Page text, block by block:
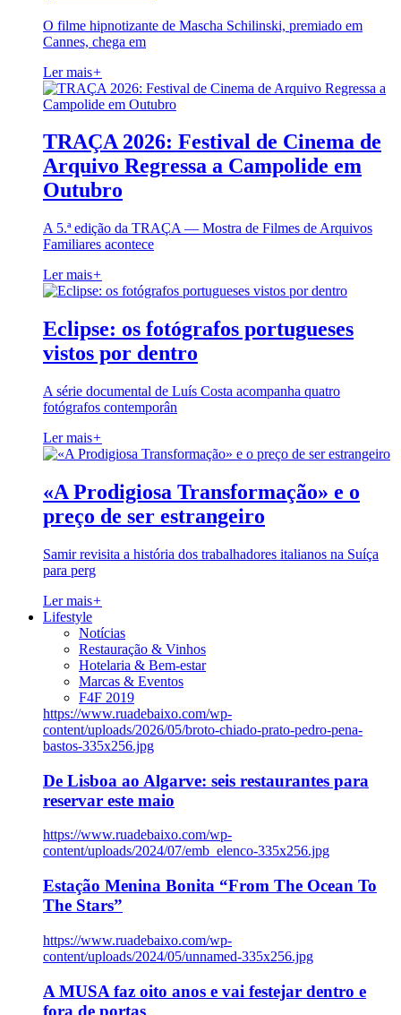
O filme hipnotizante de Mascha Schilinski, premiado em
Cannes, chega em
Ler mais+
TRAÇA 2026: Festival de Cinema de
Arquivo Regressa a Campolide em
Outubro
A 5.ª edição da TRAÇA — Mostra de Filmes de Arquivos
Familiares acontece
Ler mais+
Eclipse: os fotógrafos portugueses
vistos por dentro
A série documental de Luís Costa acompanha quatro
fotógrafos contemporân
Ler mais+
«A Prodigiosa Transformação» e o
preço de ser estrangeiro
Samir revisita a história dos trabalhadores italianos na Suíça
para perg
Ler mais+
Lifestyle
Notícias
Restauração & Vinhos
Hotelaria & Bem-estar
Marcas & Eventos
F4F 2019
https://www.ruadebaixo.com/wp-
content/uploads/2026/05/broto-chiado-prato-pedro-pena-
bastos-335x256.jpg
De Lisboa ao Algarve: seis restaurantes para
reservar este maio
https://www.ruadebaixo.com/wp-
content/uploads/2024/07/emb_elenco-335x256.jpg
Estação Menina Bonita “From The Ocean To
The Stars”
https://www.ruadebaixo.com/wp-
content/uploads/2024/05/unnamed-335x256.jpg
A MUSA faz oito anos e vai festejar dentro e
fora de portas